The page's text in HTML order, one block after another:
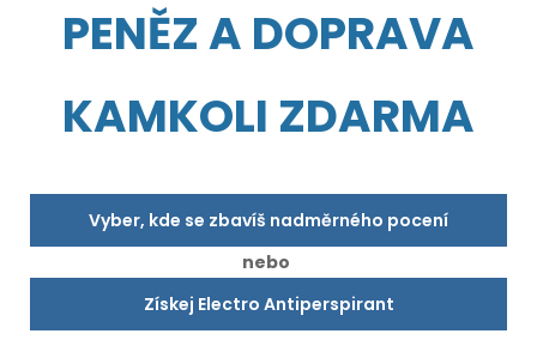
PENĚZ A DOPRAVA
KAMKOLI ZDARMA
Vyber, kde se zbavíš nadměrného pocení
nebo
Získej Electro Antiperspirant